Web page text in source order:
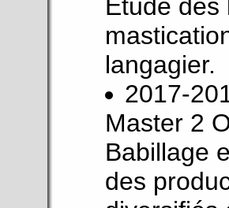
Étude
langagier.
2017-
Master 2
Babillage
des